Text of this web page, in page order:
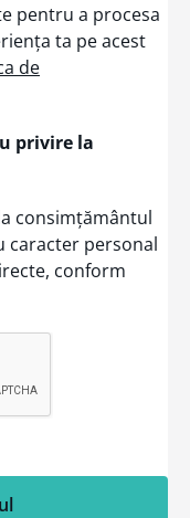
pentru a procesa
ta pe acest
de
privire la
consimțământul
caracter personal
conform